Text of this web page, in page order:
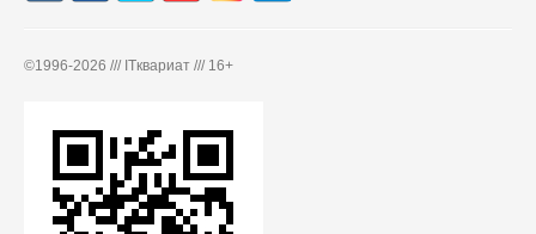
©1996-2026 /// ITквариат /// 16+